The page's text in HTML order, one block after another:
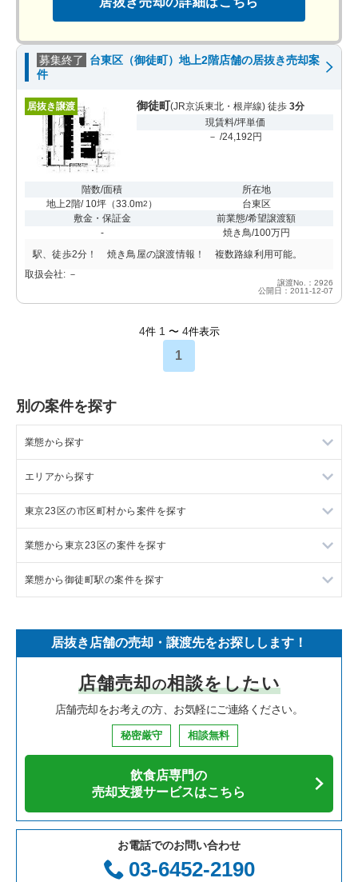
募集終了
台東区（御徒町）地上2階店舗の居抜き売却案
件
居抜き譲渡 御徒町(JR京浜東北・根岸線) 徒歩 3分
現賃料/坪単価
－ /24,192円
階数/面積
地上2階/ 10坪 （33.0m2 ）
所在地
台東区
敷金・保証金
-
前業態/希望譲渡額
焼き鳥/100万円
駅、徒歩2分！ 焼き鳥屋の譲渡情報！ 複数路線利用可能。
取扱会社: －
譲渡No.：2926
公開日：2011-12-07
4件 1 〜 4件表示
1
別の案件を探す
業態から探す
ラーメンの居抜き売却物件の案件一覧
フランス料理の居抜き売却物件の案件一覧
イタリア料理の居抜き売却物件の案件一覧
中華の居抜き売却物件の案件一覧
寿司の居抜き売却物件の案件一覧
焼肉の居抜き売却物件の案件一覧
鉄板焼き・お好み焼の居抜き売却物件の案件一覧
カフェの居抜き売却物件の案件一覧
テイクアウトの居抜き売却物件の案件一覧
お弁当・惣菜・デリの居抜き売却物件の案件一覧
エリアから探す
東京23区の飲食店の居抜き売却物件の案件一覧
東京都下の飲食店の居抜き売却物件の案件一覧
千葉県の飲食店の居抜き売却物件の案件一覧
神奈川県の飲食店の居抜き売却物件の案件一覧
大阪府の飲食店の居抜き売却物件の案件一覧
兵庫県の飲食店の居抜き売却物件の案件一覧
愛知県の飲食店の居抜き売却物件の案件一覧
岐阜県の飲食店の居抜き売却物件の案件一覧
三重県の飲食店の居抜き売却物件の案件一覧
東京23区の市区町村から案件を探す
目黒区の飲食店の居抜き売却物件の案件一覧
渋谷区の飲食店の居抜き売却物件の案件一覧
新宿区の飲食店の居抜き売却物件の案件一覧
葛飾区の飲食店の居抜き売却物件の案件一覧
中央区の飲食店の居抜き売却物件の案件一覧
千代田区の飲食店の居抜き売却物件の案件一覧
港区の飲食店の居抜き売却物件の案件一覧
足立区の飲食店の居抜き売却物件の案件一覧
業態から東京23区の案件を探す
東京23区のラーメンの居抜き売却物件の案件一覧
東京23区のイタリア料理の居抜き売却物件の案件一覧
東京23区の中華の居抜き売却物件の案件一覧
東京23区のそば・うどんの居抜き売却物件の案件一覧
東京23区の焼肉の居抜き売却物件の案件一覧
東京23区の鉄板焼き・お好み焼の居抜き売却物件の案件一覧
東京23区のアジア料理の居抜き売却物件の案件一覧
業態から御徒町駅の案件を探す
御徒町駅の中華の居抜き売却物件の案件一覧
御徒町駅の焼肉の居抜き売却物件の案件一覧
御徒町駅のカフェの居抜き売却物件の案件一覧
御徒町駅のカラオケ・パブ・スナックの居抜き売却物件の案件
御徒町駅の居酒屋・ダイニングバーの居抜き売却物件の案件一
居抜き店舗の売却・譲渡先をお探しします！
店舗売却の相談をしたい
店舗売却をお考えの方、お気軽にご連絡ください。
秘密厳守 相談無料
飲食店専門の
売却支援サービスはこちら
お電話でのお問い合わせ
03-6452-2190